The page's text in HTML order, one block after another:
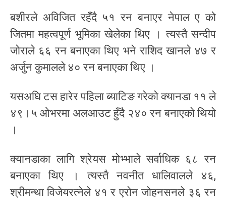
बशीरले अविजित रहँदै ५१ रन बनाएर नेपाल ए को
जितमा महत्वपूर्ण भूमिका खेलेका थिए । त्यस्तै सन्दीप
जोराले ६६ रन बनाएका थिए भने राशिद खानले ४७ र
अर्जुन कुमालले ४० रन बनाएका थिए ।
यसअघि टस हारेर पहिला ब्याटिङ गरेको क्यानडा ११ ले
४९।५ ओभरमा अलआउट हुँदै २४० रन बनाएको थियो
।
क्यानडाका लागि श्रेयस मोभ्भाले सर्वाधिक ६८ रन
बनाएका थिए । त्यस्तै नवनीत धालिवालले ४६,
श्रीमन्था विजेयरत्नेले ४१ र एरोन जोहनसनले ३६ रन